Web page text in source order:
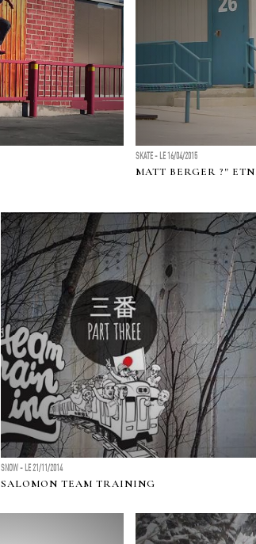
SKATE - LE 16/04/2015
MATT BERGER ?"
SNOW - LE 21/11/2014
SALOMON TEAM TRAINING